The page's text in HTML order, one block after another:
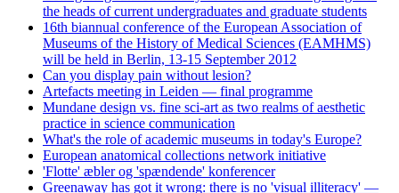
the heads of current undergraduates and graduate students
16th biannual conference of the European Association of
Museums of the History of Medical Sciences (EAMHMS)
will be held in Berlin, 13-15 September 2012
Can you display pain without lesion?
Artefacts meeting in Leiden — final programme
Mundane design vs. fine sci-art as two realms of aesthetic
practice in science communication
What's the role of academic museums in today's Europe?
European anatomical collections network initiative
'Flotte' æbler og 'spændende' konferencer
Greenaway has got it wrong: there is no 'visual illiteracy' —